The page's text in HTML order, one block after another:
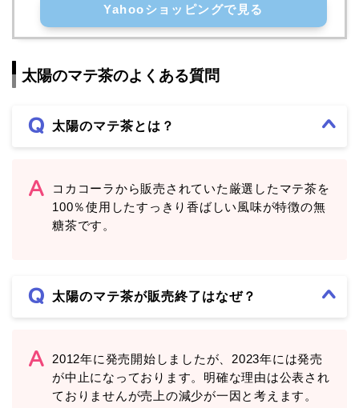
Yahooショッピングで見る
太陽のマテ茶のよくある質問
太陽のマテ茶とは？
コカコーラから販売されていた厳選したマテ茶を
100％使用したすっきり香ばしい風味が特徴の無
糖茶です。
太陽のマテ茶が販売終了はなぜ？
2012年に発売開始しましたが、2023年には発売
が中止になっております。明確な理由は公表され
ておりませんが売上の減少が一因と考えます。